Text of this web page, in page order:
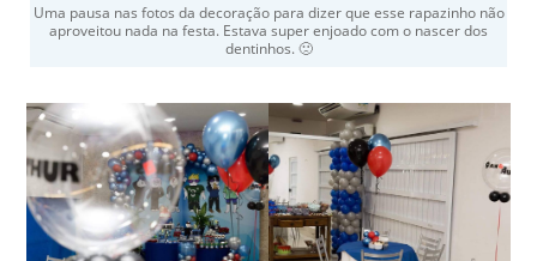
Uma pausa nas fotos da decoração para dizer que esse rapazinho não
aproveitou nada na festa. Estava super enjoado com o nascer dos
dentinhos. 🙁